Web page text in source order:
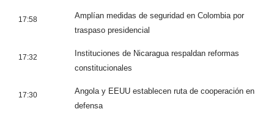
17:58
Amplían medidas de seguridad en Colombia por
traspaso presidencial
17:32
Instituciones de Nicaragua respaldan reformas
constitucionales
17:30
Angola y EEUU establecen ruta de cooperación en
defensa